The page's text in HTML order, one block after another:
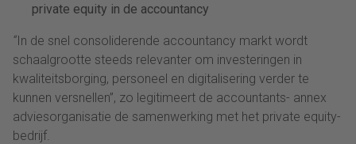
private equity in de accountancy
“In de snel consoliderende accountancy markt wordt
schaalgrootte steeds relevanter om investeringen in
kwaliteitsborging, personeel en digitalisering verder te
kunnen versnellen”, zo legitimeert de accountants- annex
adviesorganisatie de samenwerking met het private equity-
bedrijf.